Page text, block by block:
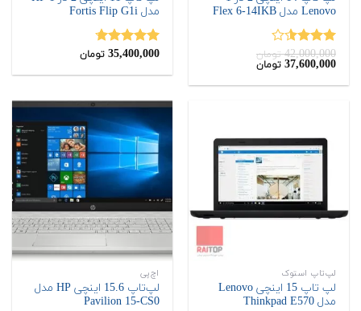
Lenovo مدل Flex 6-14IKB
نمره
3.50از
42,000,000 تومان
قیمت
اصلی:
42,000,000
37,600,000 تومانقیمت
37,600,000
مدل Fortis Flip G1i
نمره4.67
35,400,000 تومان
لپ‌تاپ استوک
لپ تاپ 15 اینچی Lenovo
مدل Thinkpad E570
اچ‌پی
لپ‌تاپ 15.6 اینچی HP مدل
Pavilion 15-CS0